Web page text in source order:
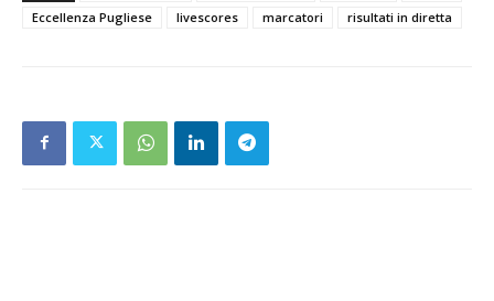
Eccellenza Pugliese
livescores marcatori risultati in diretta